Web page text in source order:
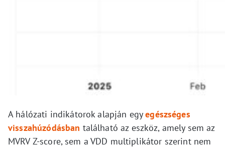
A hálózati indikátorok alapján egyegészséges
visszahúzódásban található az eszköz, amely sem az
MVRV Z-score, sem a VDD multiplikátor szerint nem